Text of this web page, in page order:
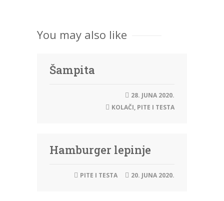
You may also like
Šampita
28. JUNA 2020.
KOLAČI, PITE I TESTA
Hamburger lepinje
20. JUNA 2020.
PITE I TESTA